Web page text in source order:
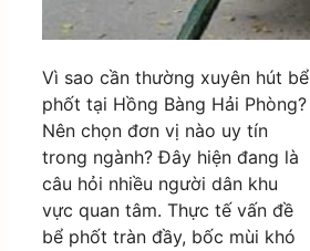
Vì sao cần thường xuyên hút bể
phốt tại Hồng Bàng Hải Phòng?
Nên chọn đơn vị nào uy tín
trong ngành? Đây hiện đang là
câu hỏi nhiều người dân khu
vực quan tâm. Thực tế vấn đề
bể phốt tràn đầy, bốc mùi khó